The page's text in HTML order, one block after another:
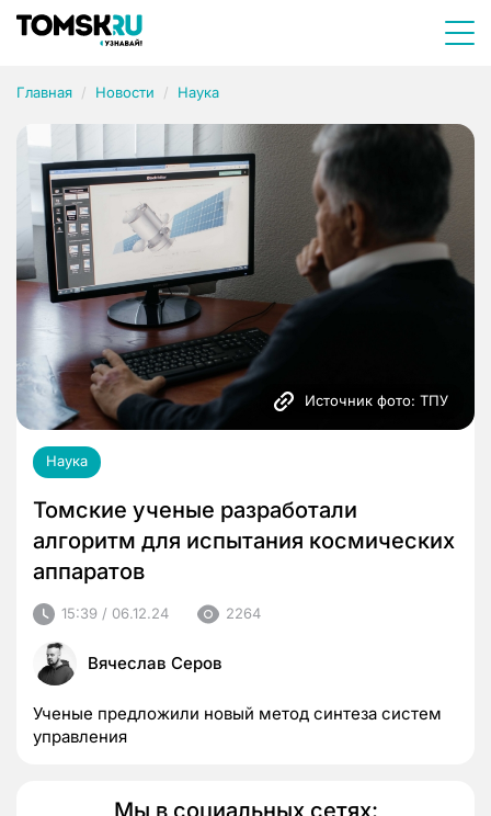
Главная Новости Наука
Источник фото: ТПУ
Наука
Томские ученые разработали
алгоритм для испытания космических
аппаратов
15:39 / 06.12.24 2264
Вячеслав Серов
Ученые предложили новый метод синтеза систем
управления
Мы в социальных сетях: